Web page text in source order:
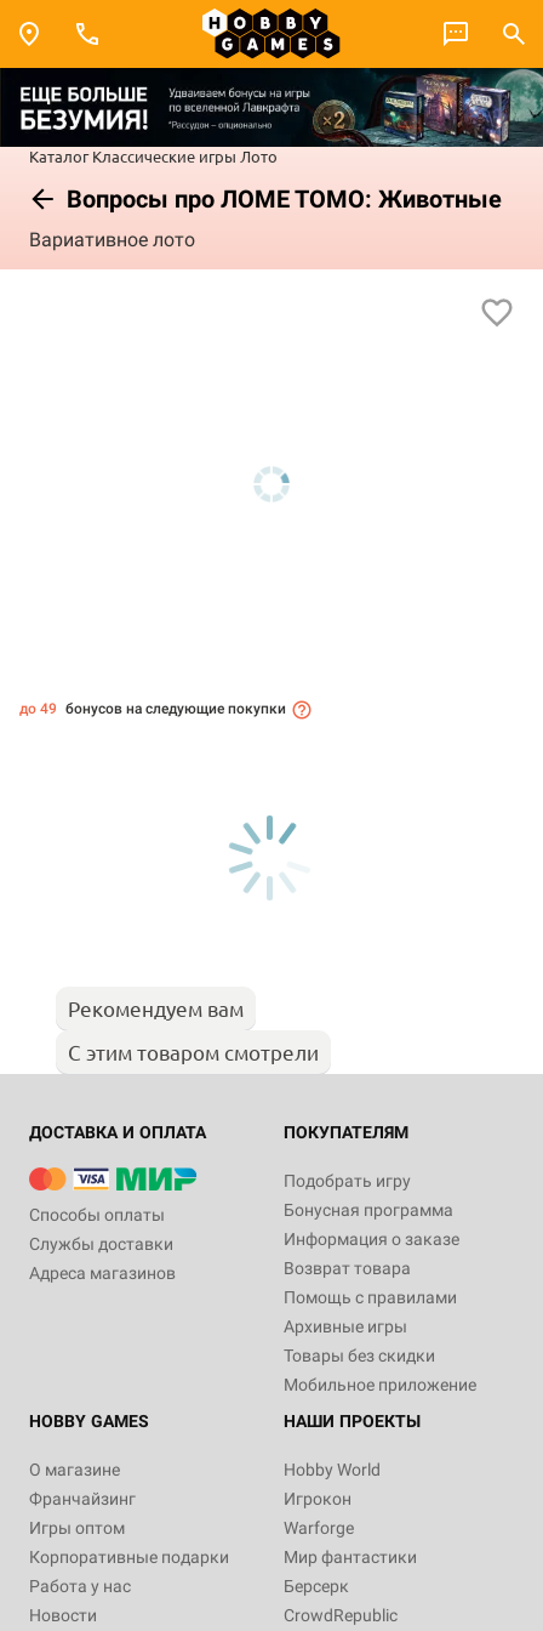
Каталог Классические игры Лото
Вопросы про ЛОМЕ ТОМО: Животные
Вариативное лото
до 49 бонусов на следующие покупки
Рекомендуем вам
С этим товаром смотрели
ДОСТАВКА И ОПЛАТА
Способы оплаты
Службы доставки
Адреса магазинов
ПОКУПАТЕЛЯМ
Подобрать игру
Бонусная программа
Информация о заказе
Возврат товара
Помощь с правилами
Архивные игры
Товары без скидки
Мобильное приложение
HOBBY GAMES
О магазине
Франчайзинг
Игры оптом
Корпоративные подарки
Работа у нас
Новости
НАШИ ПРОЕКТЫ
Hobby World
Игрокон
Warforge
Мир фантастики
Берсерк
CrowdRepublic